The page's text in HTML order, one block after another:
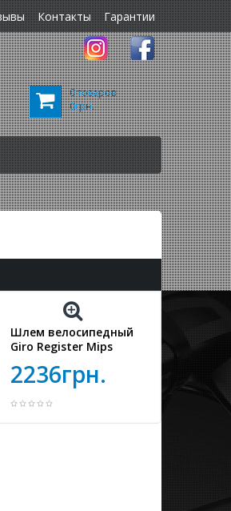
Контакты
Гарантии
0 товаров
0грн.
Шлем велосипедный
Giro Register Mips
2236грн.